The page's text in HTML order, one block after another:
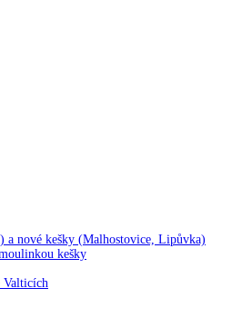
a nové kešky (Malhostovice, Lipůvka)
kešky